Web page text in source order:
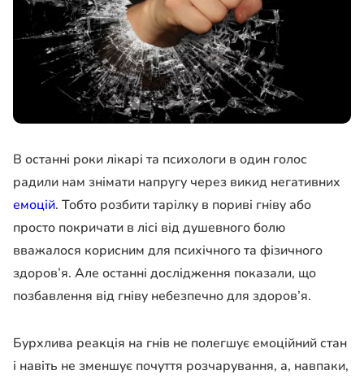
В останні роки лікарі та психологи в один голос
радили нам знімати напругу через викид негативних
емоцій. Тобто розбити тарілку в пориві гніву або
просто покричати в лісі від душевного болю
вважалося корисним для психічного та фізичного
здоров’я. Але останні дослідження показали, що
позбавлення від гніву небезпечно для здоров’я.
Бурхлива реакція на гнів не полегшує емоційний стан
і навіть не зменшує почуття розчарування, а, навпаки,